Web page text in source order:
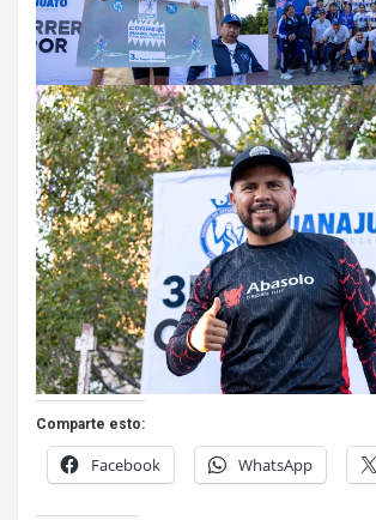
Comparte esto:
Facebook WhatsApp